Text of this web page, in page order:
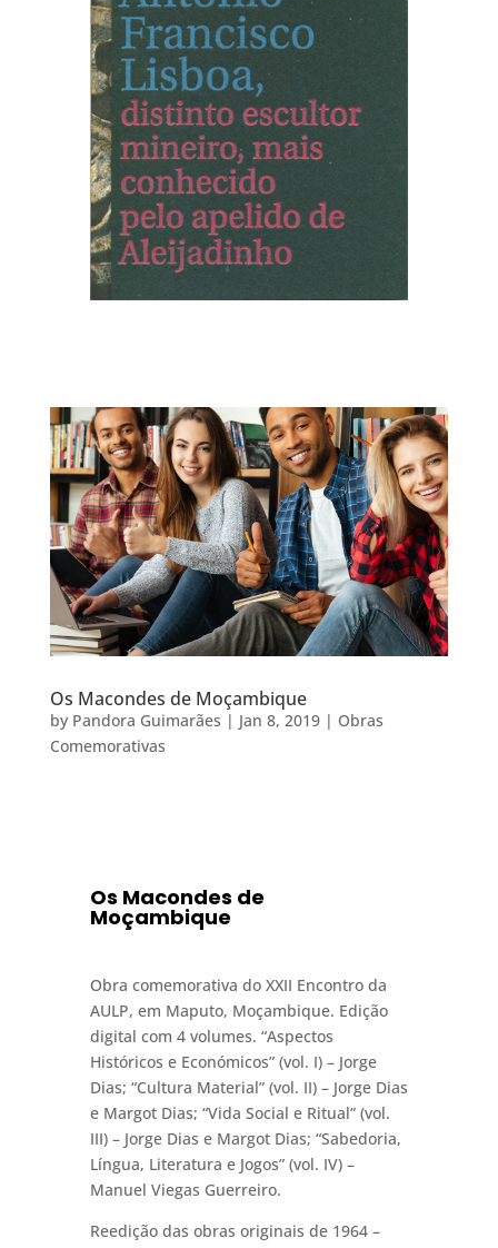
Os Macondes de Moçambique
by Pandora Guimarães | Jan 8, 2019| Obras
Comemorativas
Os Macondes de
Moçambique
Obra comemorativa do XXII Encontro da
AULP, em Maputo, Moçambique. Edição
digital com 4 volumes. “Aspectos
Históricos e Económicos” (vol. I) – Jorge
Dias; “Cultura Material” (vol. II) – Jorge Dias
e Margot Dias; “Vida Social e Ritual” (vol.
III) – Jorge Dias e Margot Dias; “Sabedoria,
Língua, Literatura e Jogos” (vol. IV) –
Manuel Viegas Guerreiro.
Reedição das obras originais de 1964 –